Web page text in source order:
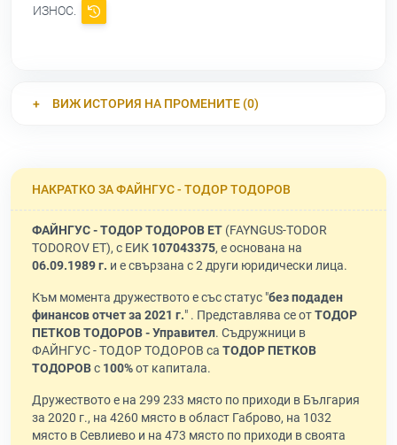
ИЗНОС.
ВИЖ ИСТОРИЯ НА ПРОМЕНИТЕ (0)
НАКРАТКО ЗА ФАЙНГУС - ТОДОР ТОДОРОВ
ФАЙНГУС - ТОДОР ТОДОРОВ ЕТ (FAYNGUS-TODOR
TODOROV ET), с ЕИК 107043375, е основана на
06.09.1989 г. и е свързана с 2 други юридически лица.
Към момента дружеството е със статус "без подаден
финансов отчет за 2021 г." . Представлява се отТОДОР
ПЕТКОВ ТОДОРОВ - Управител. Съдружници в
ФАЙНГУС - ТОДОР ТОДОРОВ са ТОДОР ПЕТКОВ
ТОДОРОВс 100%от капитала.
Дружеството е на 299 233 място по приходи в България
за 2020 г., на 4260 място в област Габрово, на 1032
място в Севлиево и на 473 място по приходи в своята